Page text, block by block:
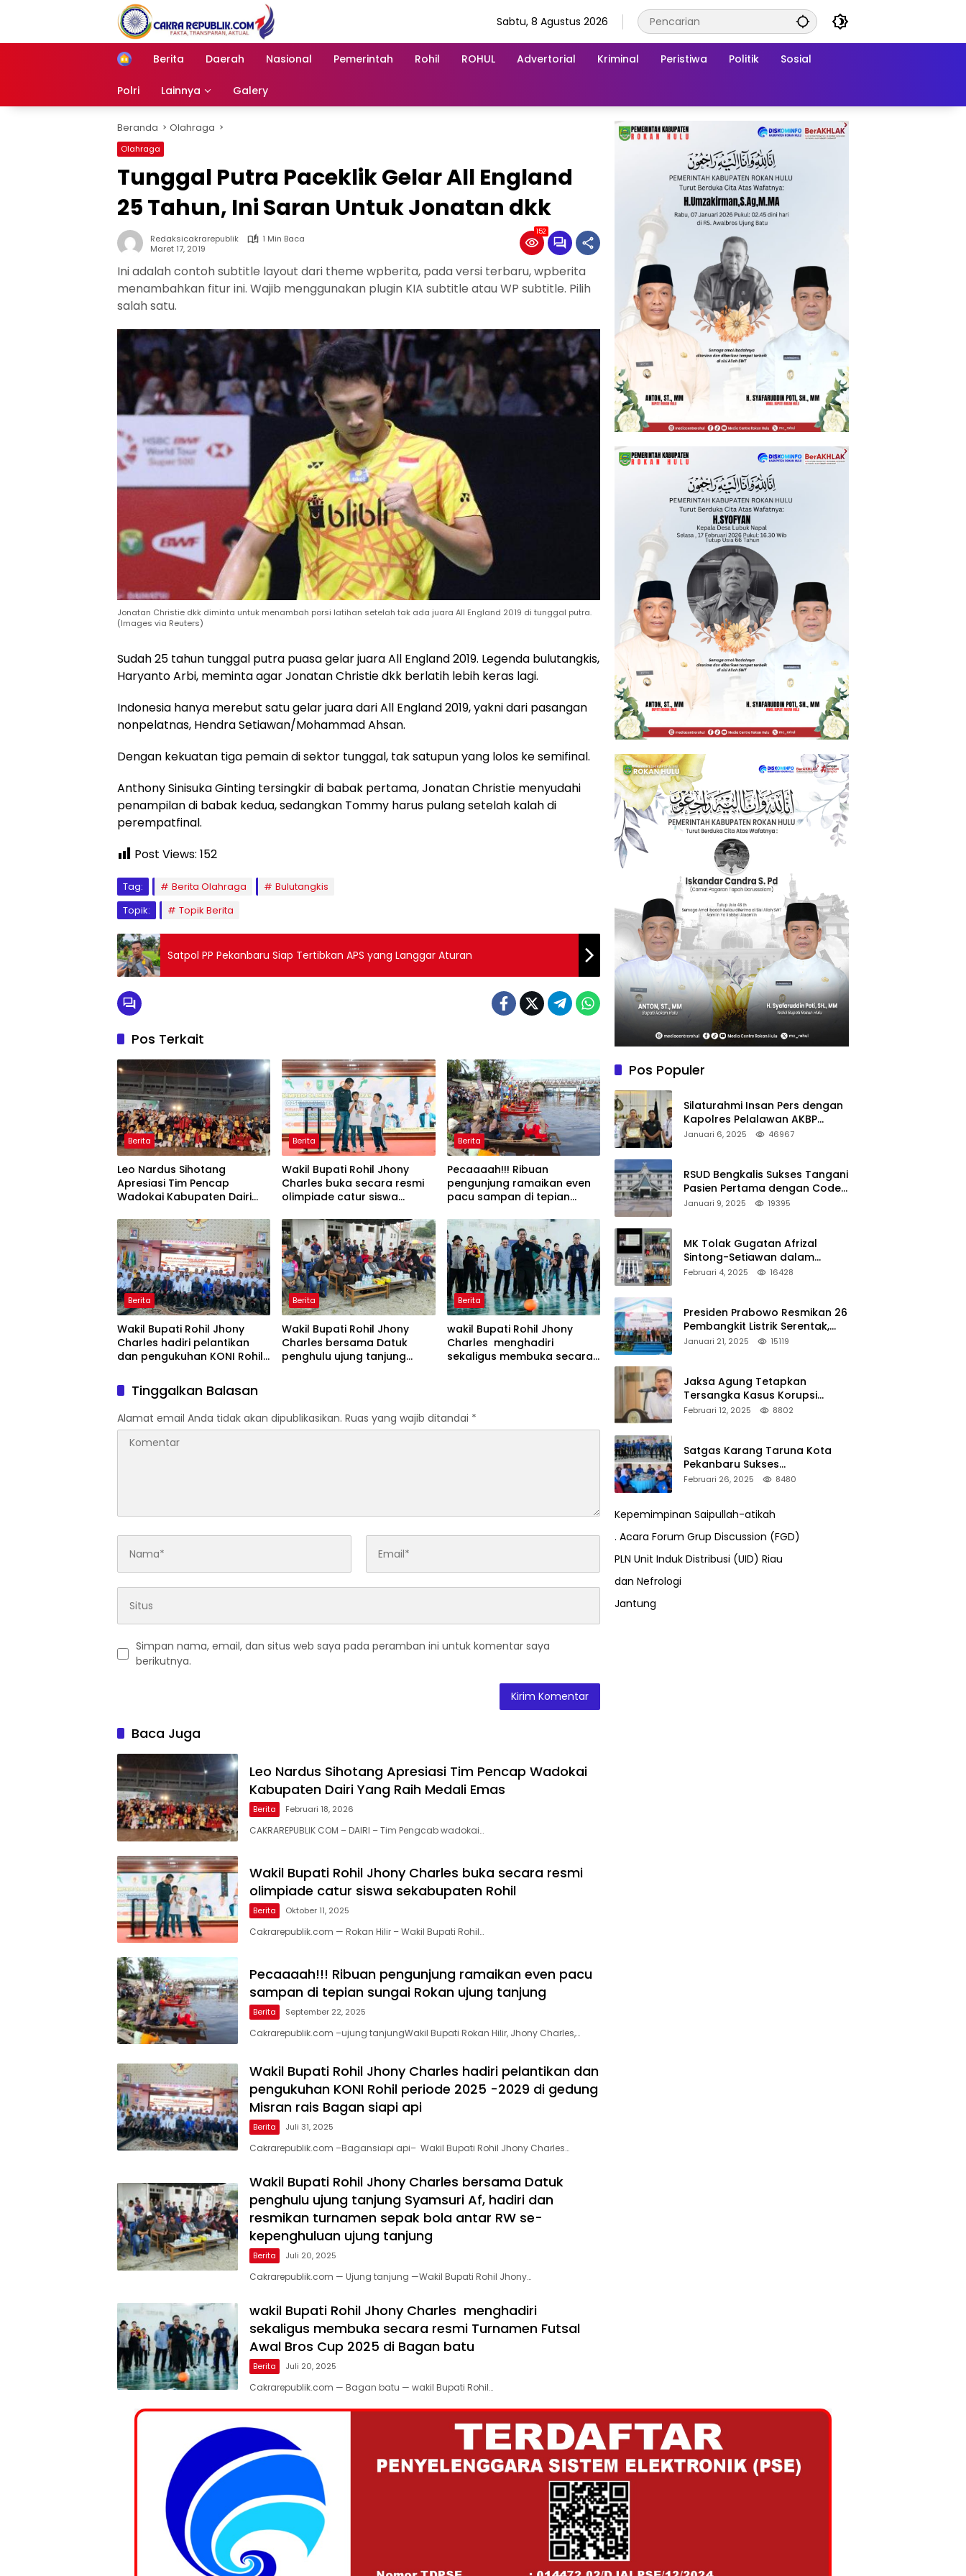
Sabtu, 8 Agustus 2026
Berita Daerah Nasional Pemerintah Rohil ROHUL Advertorial Kriminal Peristiwa Politik Sosial
Polri Lainnya Galery
Beranda Olahraga
Olahraga
Tunggal Putra Paceklik Gelar All England
25 Tahun, Ini Saran Untuk Jonatan dkk
Redaksicakrarepublik
1 Min Baca
Maret 17, 2019
152
Ini adalah contoh subtitle layout dari theme wpberita, pada versi terbaru, wpberita
menambahkan fitur ini. Wajib menggunakan plugin KIA subtitle atau WP subtitle. Pilih
salah satu.
Jonatan Christie dkk diminta untuk menambah porsi latihan setelah tak ada juara All England 2019 di tunggal putra.
(Images via Reuters)
Sudah 25 tahun tunggal putra puasa gelar juara All England 2019. Legenda bulutangkis,
Haryanto Arbi, meminta agar Jonatan Christie dkk berlatih lebih keras lagi.
Indonesia hanya merebut satu gelar juara dari All England 2019, yakni dari pasangan
nonpelatnas, Hendra Setiawan/Mohammad Ahsan.
Dengan kekuatan tiga pemain di sektor tunggal, tak satupun yang lolos ke semifinal.
Anthony Sinisuka Ginting tersingkir di babak pertama, Jonatan Christie menyudahi
penampilan di babak kedua, sedangkan Tommy harus pulang setelah kalah di
perempatfinal.
Post Views: 152
Tag: Berita Olahraga
Bulutangkis
Topik:
Topik Berita
Satpol PP Pekanbaru Siap Tertibkan APS yang Langgar Aturan
Pos Terkait
Berita
Leo Nardus Sihotang
Apresiasi Tim Pencap
Wadokai Kabupaten Dairi
Berita
Wakil Bupati Rohil Jhony
Charles buka secara resmi
olimpiade catur siswa
Berita
Pecaaaah!!! Ribuan
pengunjung ramaikan even
pacu sampan di tepian
Berita
Wakil Bupati Rohil Jhony
Charles hadiri pelantikan
dan pengukuhan KONI Rohil
gedung Misran rais Bagan
siapi api
Berita
Wakil Bupati Rohil Jhony
Charles bersama Datuk
penghulu ujung tanjung
kepenghuluan ujung tanjung
Berita
wakil Bupati Rohil Jhony
Charles menghadiri
sekaligus membuka secara
Tinggalkan Balasan
Alamat email Anda tidak akan dipublikasikan. Ruas yang wajib ditandai *
Simpan nama, email, dan situs web saya pada peramban ini untuk komentar saya
berikutnya.
Baca Juga
Leo Nardus Sihotang Apresiasi Tim Pencap Wadokai
Kabupaten Dairi Yang Raih Medali Emas
Berita Februari 18, 2026
CAKRAREPUBLIK COM – DAIRI – Tim Pengcab wadokai…
Wakil Bupati Rohil Jhony Charles buka secara resmi
olimpiade catur siswa sekabupaten Rohil
Berita Oktober 11, 2025
Cakrarepublik.com — Rokan Hilir – Wakil Bupati Rohil…
Pecaaaah!!! Ribuan pengunjung ramaikan even pacu
sampan di tepian sungai Rokan ujung tanjung
Berita September 22, 2025
Cakrarepublik.com –ujung tanjungWakil Bupati Rokan Hilir, Jhony Charles,…
Wakil Bupati Rohil Jhony Charles hadiri pelantikan dan
pengukuhan KONI Rohil periode 2025 -2029 di gedung
Misran rais Bagan siapi api
Berita Juli 31, 2025
Cakrarepublik.com –Bagansiapi api– Wakil Bupati Rohil Jhony Charles…
Wakil Bupati Rohil Jhony Charles bersama Datuk
penghulu ujung tanjung Syamsuri Af, hadiri dan
resmikan turnamen sepak bola antar RW se-
kepenghuluan ujung tanjung
Berita Juli 20, 2025
Cakrarepublik.com — Ujung tanjung —Wakil Bupati Rohil Jhony…
wakil Bupati Rohil Jhony Charles menghadiri
sekaligus membuka secara resmi Turnamen Futsal
Awal Bros Cup 2025 di Bagan batu
Berita Juli 20, 2025
Cakrarepublik.com — Bagan batu — wakil Bupati Rohil…
Pos Populer
Silaturahmi Insan Pers dengan
Kapolres Pelalawan AKBP
Afrizal Asri, S.I.K.
Januari 6, 2025 46967
RSUD Bengkalis Sukses Tangani
Pasien Pertama dengan Code
Stroke
Januari 9, 2025 19395
MK Tolak Gugatan Afrizal
Sintong-Setiawan dalam
Sengketa Pilkada Rokan Hilir
Februari 4, 2025 16428
Presiden Prabowo Resmikan 26
Pembangkit Listrik Serentak,
PLTA Asahan 3 Jadi Sorotan
Januari 21, 2025 15119
Jaksa Agung Tetapkan
Tersangka Kasus Korupsi
Kehutanan, DPP Advokasi IPJI
Februari 12, 2025 8802
Satgas Karang Taruna Kota
Pekanbaru Sukses
Mengamankan Acara Temu
Februari 26, 2025 8480
Kepemimpinan Saipullah-atikah
. Acara Forum Grup Discussion (FGD)
PLN Unit Induk Distribusi (UID) Riau
dan Nefrologi
Jantung